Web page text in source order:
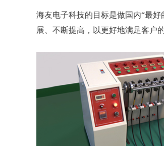
海友电子科技的目标是做国内“最
展、不断提高，以更好地满足客户